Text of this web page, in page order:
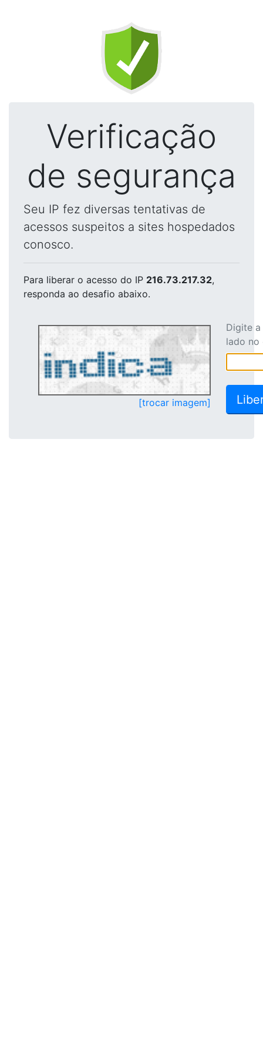
Verificação
de segurança
Seu IP fez diversas tentativas de
acessos suspeitos a sites hospedados
conosco.
Para liberar o acesso do IP 216.73.217.32,
responda ao desafio abaixo.
[trocar imagem]
Digite
lado no